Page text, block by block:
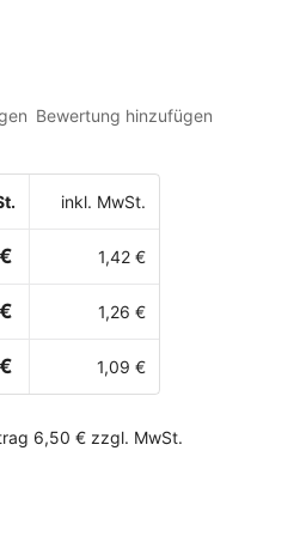
Bewertung hinzufügen
inkl. MwSt.
1,42 €
1,26 €
1,09 €
6,50 € zzgl. MwSt.